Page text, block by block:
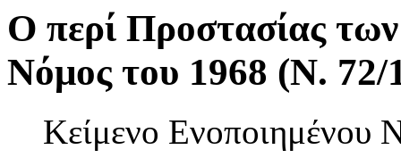
Ο περί Προστασίας
Νόμος του 1968 (Ν. 72/
Κείμενο